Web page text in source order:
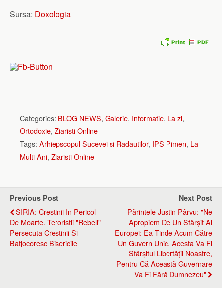
Sursa: Doxologia
Categories: BLOG NEWS, Galerie, Informatie, La zi,
Ortodoxie, Ziaristi Online
Tags: Arhiepscopul Sucevei si Radautilor, IPS Pimen, La
Multi Ani, Ziaristi Online
Previous Post
SIRIA: Crestinii In Pericol
De Moarte. Teroristii "rebeli"
Persecuta Crestinii Si
Batjocoresc Bisericile
Next Post
Părintele Justin Pârvu: "Ne
Apropi­em De Un Sfârșit Al
Europei: Ea Tinde Acum Către
Un Guvern Unic. Acesta Va Fi
Sfârșitul Libertății Noastre,
Pentru Că Această Guvernare
Va Fi Fără Dumnezeu"